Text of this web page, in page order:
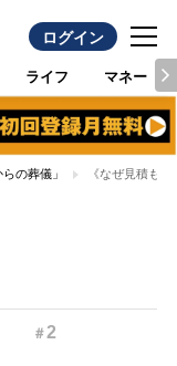
ログイン
ライフ マネー
の葬儀」 《なぜ見積も
＃2